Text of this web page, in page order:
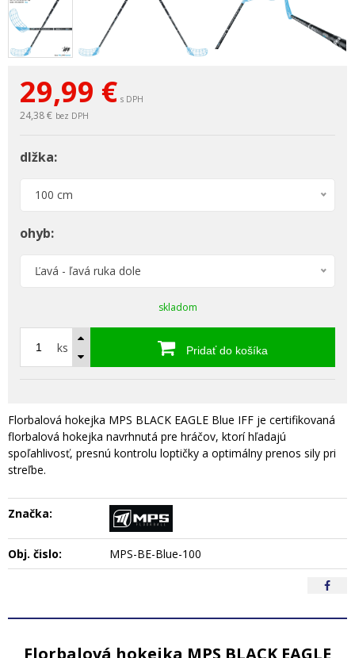
29,99 € s DPH
24,38 € bez DPH
dlžka:
100 cm
ohyb:
Ľavá - ľavá ruka dole
skladom
ks Pridať do košíka
Florbalová hokejka MPS BLACK EAGLE Blue IFF je certifikovaná
florbalová hokejka navrhnutá pre hráčov, ktorí hľadajú
spoľahlivosť, presnú kontrolu loptičky a optimálny prenos sily pri
streľbe.
Značka:
Obj. čislo: MPS-BE-Blue-100
Florbalová hokejka MPS BLACK EAGLE